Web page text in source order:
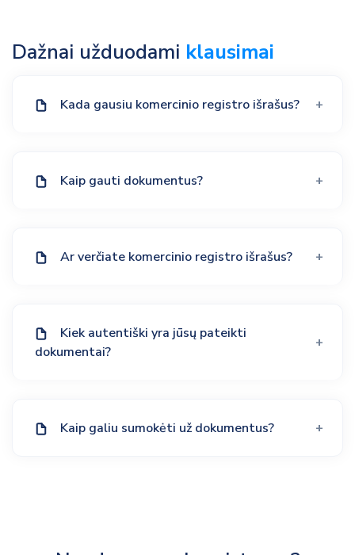
Dažnai užduodami klausimai
Kada gausiu komercinio registro išrašus?
Kaip gauti dokumentus?
Ar verčiate komercinio registro išrašus?
Kiek autentiški yra jūsų pateikti
dokumentai?
Kaip galiu sumokėti už dokumentus?